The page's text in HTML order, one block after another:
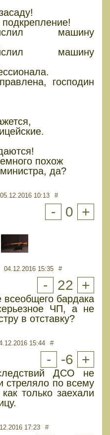
машину
машину
господин
похож
да?
05.12.2016 10:13 #
- 0 +
04.12.2016 15:35 #
- 22 +
бардака
ЧП, а не
в отставку?
15:44 #
- -6 +
ДСО не
стреляло по всему
только заехали
17:23 #